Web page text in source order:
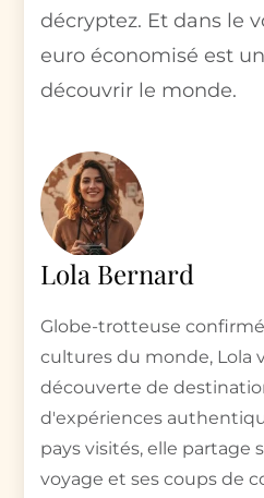
décryptez. Et dans le
euro économisé est
découvrir le monde.
Lola Bernard
Globe-trotteuse
cultures du monde, Lola
découverte de
d'expériences
pays visités, elle partage
voyage et ses coups de